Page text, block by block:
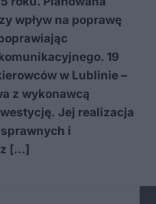
wpływ na poprawę
19
w Lublinie –
z wykonawcą
Jej realizacja
i
z […]